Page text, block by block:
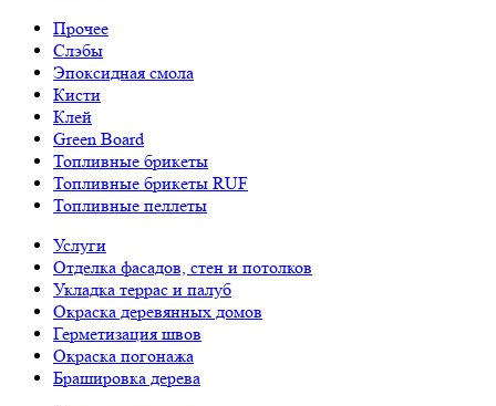
Прочее
Слэбы
Эпоксидная смола
Кисти
Клей
Green Board
Топливные брикеты
Топливные брикеты RUF
Топливные пеллеты
Услуги
Отделка фасадов, стен и потолков
Укладка террас и палуб
Окраска деревянных домов
Герметизация швов
Окраска погонажа
Брашировка дерева